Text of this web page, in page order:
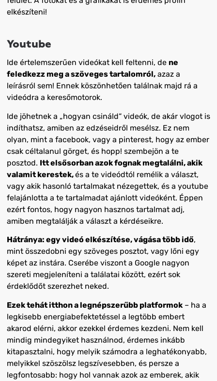
elkészíteni!
Youtube
Ide értelemszerűen videókat kell feltenni, de ne
feledkezz meg a szöveges tartalomról, azaz a
leírásról sem! Ennek köszönhetően találnak majd rá a
videódra a keresőmotorok.
Ide jöhetnek a „hogyan csináld“ videók, de akár vlogot is
indíthatsz, amiben az edzéseidről mesélsz. Ez nem
olyan, mint a facebook, vagy a pinterest, hogy az ember
csak céltalanul görget, és hopp! szembejön a te
posztod. Itt elsősorban azok fognak megtalálni, akik
valamit kerestek,és a te videódtól remélik a választ,
vagy akik hasonló tartalmakat nézegettek, és a youtube
felajánlotta a te tartalmadat ajánlott videóként. Éppen
ezért fontos, hogy nagyon hasznos tartalmat adj,
amiben megtalálják a választ a kérdéseikre.
Hátránya: egy videó elkészítése, vágása több idő,
mint összedobni egy szöveges posztot, vagy lőni egy
képet az instára. Cserébe viszont a Google nagyon
szereti megjeleníteni a találatai között, ezért sok
érdeklődőt szerezhet neked.
Ezek tehát itthon a legnépszerűbb platformok – ha a
legkisebb energiabefektetéssel a legtöbb embert
akarod elérni, akkor ezekkel érdemes kezdeni. Nem kell
mindig mindegyiket használnod, érdemes inkább
kitapasztalni, hogy melyik számodra a leghatékonyabb,
melyikkel szöszölsz legszívesebben, és persze a
legfontosabb: hogy hol vannak azok az emberek, akik